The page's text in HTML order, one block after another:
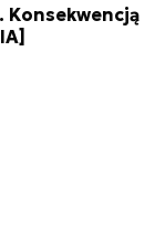
Konsekwencją